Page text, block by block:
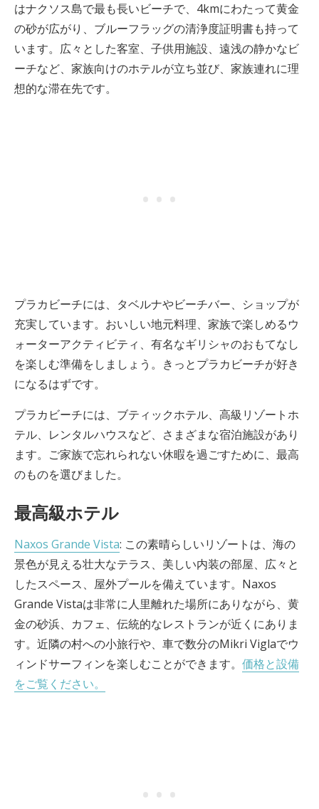
はナクソス島で最も長いビーチで、4kmにわたって黄金
の砂が広がり、ブルーフラッグの清浄度証明書も持って
います。広々とした客室、子供用施設、遠浅の静かなビ
ーチなど、家族向けのホテルが立ち並び、家族連れに理
想的な滞在先です。
プラカビーチには、タベルナやビーチバー、ショップが
充実しています。おいしい地元料理、家族で楽しめるウ
ォーターアクティビティ、有名なギリシャのおもてなし
を楽しむ準備をしましょう。きっとプラカビーチが好き
になるはずです。
プラカビーチには、ブティックホテル、高級リゾートホ
テル、レンタルハウスなど、さまざまな宿泊施設があり
ます。ご家族で忘れられない休暇を過ごすために、最高
のものを選びました。
最高級ホテル
Naxos Grande Vista: この素晴らしいリゾートは、海の
景色が見える壮大なテラス、美しい内装の部屋、広々と
したスペース、屋外プールを備えています。Naxos
Grande Vistaは非常に人里離れた場所にありながら、黄
金の砂浜、カフェ、伝統的なレストランが近くにありま
す。近隣の村への小旅行や、車で数分のMikri Viglaでウ
ィンドサーフィンを楽しむことができます。 価格と設備
をご覧ください。